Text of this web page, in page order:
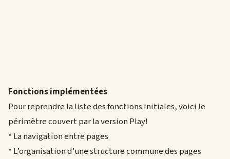
Fonctions implémentées
Pour reprendre la liste des fonctions initiales, voici le
périmètre couvert par la version Play!
* La navigation entre pages
* L’organisation d’une structure commune des pages